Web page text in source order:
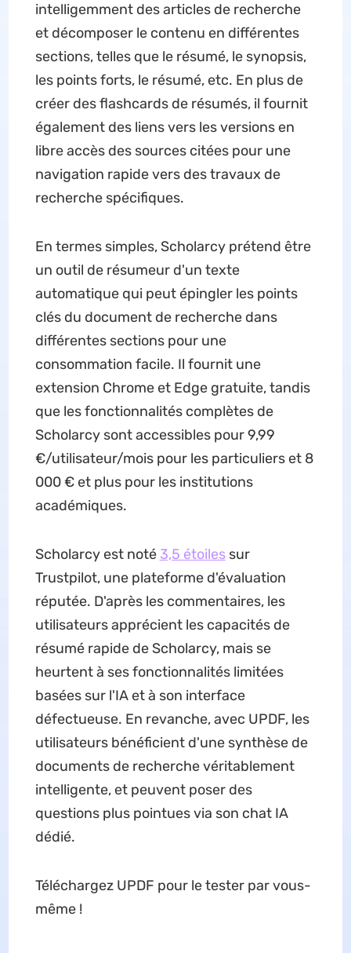
intelligemment des articles de recherche
et décomposer le contenu en différentes
sections, telles que le résumé, le synopsis,
les points forts, le résumé, etc. En plus de
créer des flashcards de résumés, il fournit
également des liens vers les versions en
libre accès des sources citées pour une
navigation rapide vers des travaux de
recherche spécifiques.
En termes simples, Scholarcy prétend être
un outil de résumeur d'un texte
automatique qui peut épingler les points
clés du document de recherche dans
différentes sections pour une
consommation facile. Il fournit une
extension Chrome et Edge gratuite, tandis
que les fonctionnalités complètes de
Scholarcy sont accessibles pour 9,99
€/utilisateur/mois pour les particuliers et 8
000 € et plus pour les institutions
académiques.
Scholarcy est noté 3,5 étoilessur
Trustpilot, une plateforme d'évaluation
réputée. D'après les commentaires, les
utilisateurs apprécient les capacités de
résumé rapide de Scholarcy, mais se
heurtent à ses fonctionnalités limitées
basées sur l'IA et à son interface
défectueuse. En revanche, avec UPDF, les
utilisateurs bénéficient d'une synthèse de
documents de recherche véritablement
intelligente, et peuvent poser des
questions plus pointues via son chat IA
dédié.
Téléchargez UPDF pour le tester par vous-
même !